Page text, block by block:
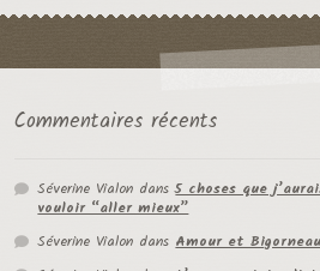
Commentaires récents
Séverine Vialon dans5 choses que
vouloir “aller mieux”
Séverine Vialon dansAmour et